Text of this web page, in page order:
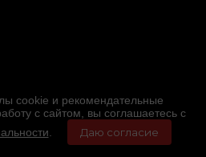
cookie и рекомендательные
с сайтом, вы соглашаетесь с
Даю согласие